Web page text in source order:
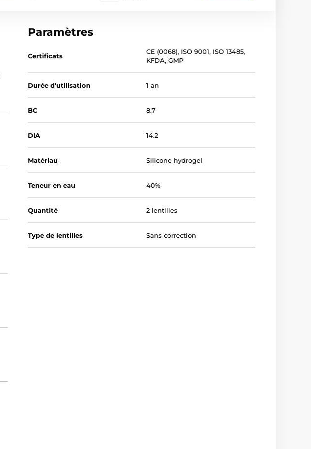
Paramètres
Certificats
CE (0068), ISO 9001, ISO 13485,
KFDA,GMP
Durée d’utilisation 1 an
BC 8.7
DIA 14.2
Matériau Silicone hydrogel
Teneur en eau 40%
Quantité 2 lentilles
Type de lentilles Sans correction